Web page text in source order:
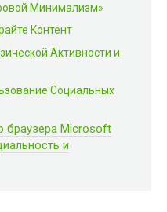
Минимализм»
Контент
Активности и
Социальных
браузера Microsoft
и